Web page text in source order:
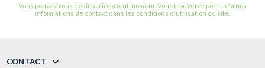
Vous pouvez vous désinscrire à tout moment. Vous trouverez pour cela nos
informations de contact dans les conditions d'utilisation du site.
CONTACT